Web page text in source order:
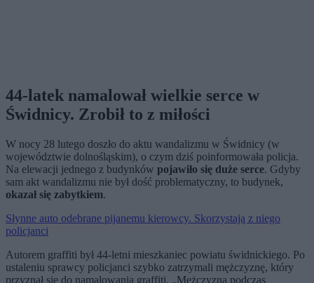
44-latek namalował wielkie serce w
Świdnicy. Zrobił to z miłości
W nocy 28 lutego doszło do aktu wandalizmu w Świdnicy (w
województwie dolnośląskim), o czym dziś poinformowała policja.
Na elewacji jednego z budynków pojawiło się duże serce. Gdyby
sam akt wandalizmu nie był dość problematyczny, to budynek,
okazał się zabytkiem.
Słynne auto odebrane pijanemu kierowcy. Skorzystają z niego
policjanci
Autorem graffiti był 44-letni mieszkaniec powiatu świdnickiego. Po
ustaleniu sprawcy policjanci szybko zatrzymali mężczyznę, który
przyznał się do namalowania graffiti. „Mężczyzna podczas